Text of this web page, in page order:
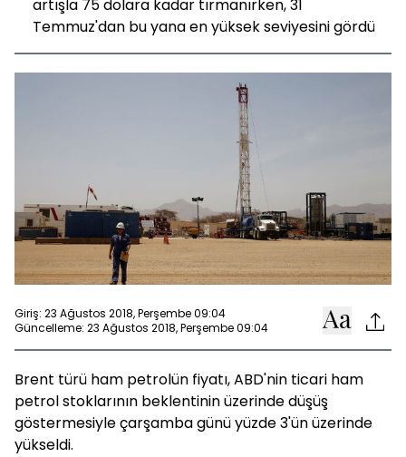
artışla 75 dolara kadar tırmanırken, 31
Temmuz'dan bu yana en yüksek seviyesini gördü
Giriş: 23 Ağustos 2018, Perşembe 09:04
Güncelleme: 23 Ağustos 2018, Perşembe 09:04
Brent türü ham petrolün fiyatı, ABD'nin ticari ham
petrol stoklarının beklentinin üzerinde düşüş
göstermesiyle çarşamba günü yüzde 3'ün üzerinde
yükseldi.